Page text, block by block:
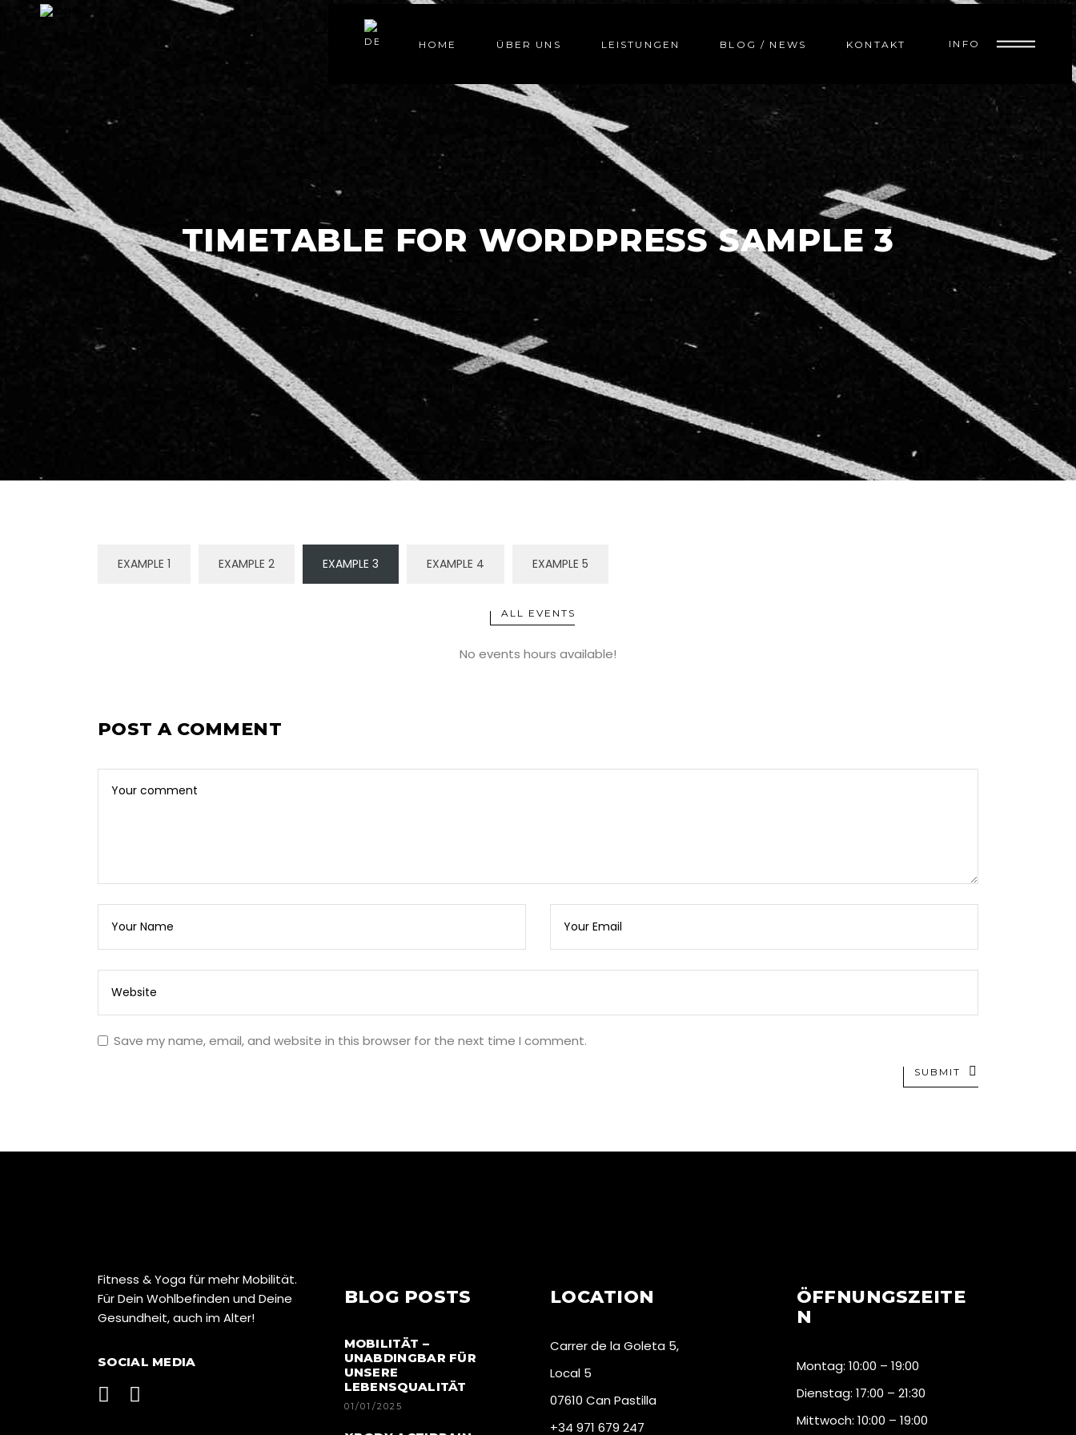
HOME ÜBER UNS LEISTUNGEN BLOG / NEWS KONTAKT INFO
TIMETABLE FOR WORDPRESS SAMPLE 3
EXAMPLE 1 EXAMPLE 2 EXAMPLE 3 EXAMPLE 4 EXAMPLE 5
ALL EVENTS
No events hours available!
POST A COMMENT
Save my name, email, and website in this browser for the next time I comment.
SUBMIT
Fitness & Yoga für mehr Mobilität.
Für Dein Wohlbefinden und Deine
Gesundheit, auch im Alter!
SOCIAL MEDIA
BLOG POSTS
MOBILITÄT –
UNABDINGBAR FÜR
UNSERE
LEBENSQUALITÄT
01/01/2025
LOCATION
Carrer de la Goleta 5,
Local 5
07610 Can Pastilla
+34 971 679 247
ÖFFNUNGSZEITE
N
Montag: 10:00 – 19:00
Dienstag: 17:00 – 21:30
Mittwoch: 10:00 – 19:00